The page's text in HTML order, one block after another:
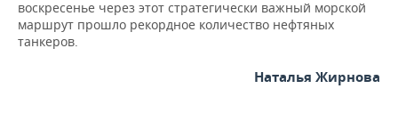
воскресенье через этот стратегически важный морской
маршрут прошло рекордное количество нефтяных
танкеров.
Наталья Жирнова